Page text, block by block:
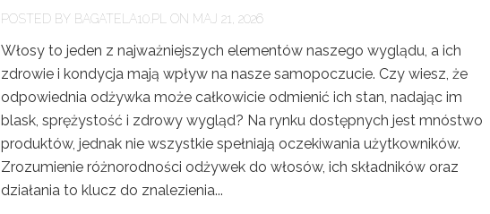
POSTED BY BAGATELA10.PL ON MAJ 21, 2026
Włosy to jeden z najważniejszych elementów naszego wyglądu, a ich
zdrowie i kondycja mają wpływ na nasze samopoczucie. Czy wiesz, że
odpowiednia odżywka może całkowicie odmienić ich stan, nadając im
blask, sprężystość i zdrowy wygląd? Na rynku dostępnych jest mnóstwo
produktów, jednak nie wszystkie spełniają oczekiwania użytkowników.
Zrozumienie różnorodności odżywek do włosów, ich składników oraz
działania to klucz do znalezienia...